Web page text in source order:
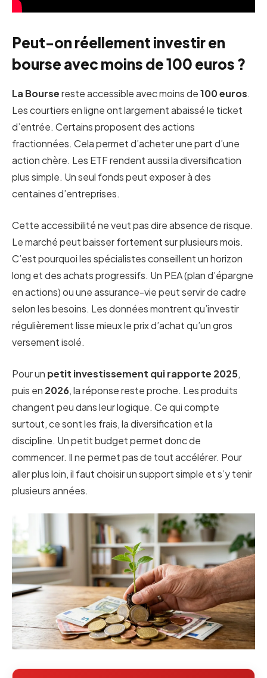
Peut-on réellement investir en
bourse avec moins de 100 euros ?
La Boursereste accessible avec moins de100 euros.
Les courtiers en ligne ont largement abaissé le ticket
d’entrée. Certains proposent des actions
fractionnées. Cela permet d’acheter une part d’une
action chère. Les ETF rendent aussi la diversification
plus simple. Un seul fonds peut exposer à des
centaines d’entreprises.
Cette accessibilité ne veut pas dire absence de risque.
Le marché peut baisser fortement sur plusieurs mois.
C’est pourquoi les spécialistes conseillent un horizon
long et des achats progressifs. Un PEA (plan d’épargne
en actions) ou une assurance-vie peut servir de cadre
selon les besoins. Les données montrent qu’investir
régulièrement lisse mieux le prix d’achat qu’un gros
versement isolé.
Pour un petit investissement qui rapporte 2025,
puis en 2026, la réponse reste proche. Les produits
changent peu dans leur logique. Ce qui compte
surtout, ce sont les frais, la diversification et la
discipline. Un petit budget permet donc de
commencer. Il ne permet pas de tout accélérer. Pour
aller plus loin, il faut choisir un support simple et s’y tenir
plusieurs années.